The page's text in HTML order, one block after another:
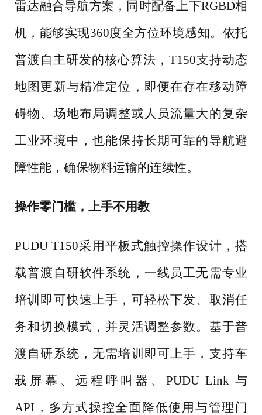
雷达融合导航方案，同时配备上下RGBD相
机，能够实现360度全方位环境感知。依托
普渡自主研发的核心算法，T150支持动态
地图更新与精准定位，即便在存在移动障
碍物、场地布局调整或人员流量大的复杂
工业环境中，也能保持长期可靠的导航避
障性能，确保物料运输的连续性。
操作零门槛，上手不用教
PUDU T150采用平板式触控操作设计，搭
载普渡自研软件系统，一线员工无需专业
培训即可快速上手，可轻松下发、取消任
务和切换模式，并灵活调整参数。基于普
渡自研系统，无需培训即可上手，支持车
载屏幕、远程呼叫器、PUDU Link 与
API，多方式操控全面降低使用与管理门